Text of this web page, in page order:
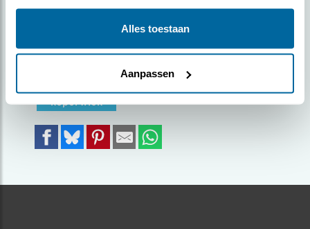
Alles toestaan
Aanpassen
een ijskoude dag tegoed aan besjes van de
Foto genomen in: Brunssum
koperwiek